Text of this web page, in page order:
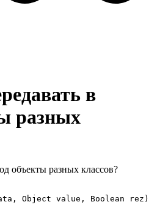
в
разных
объекты разных классов?
Object value, Boolean rez)